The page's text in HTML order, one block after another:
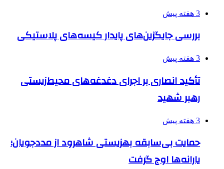
3 هفته پیش
بررسی جایگزین‌های پایدار کیسه‌های پلاستیکی
3 هفته پیش
تأکید انصاری بر اجرای دغدغه‌های محیط‌زیستی
رهبر شهید
3 هفته پیش
حمایت بی‌سابقه بهزیستی شاهرود از مددجویان؛
یارانه‌ها اوج گرفت